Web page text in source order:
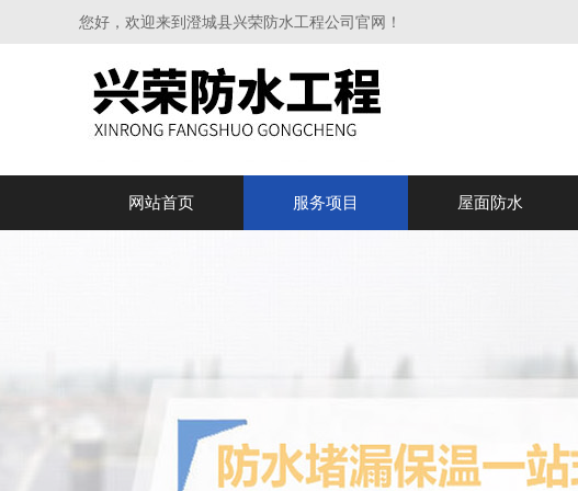
您好，欢迎来到澄城县兴荣防水工程公司官网！
网站首页 服务项目 屋面防水